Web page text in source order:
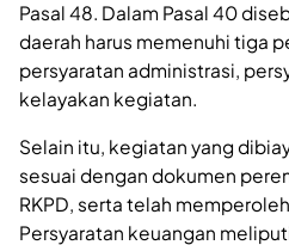
Pasal 48. Dalam Pasal 40
daerah harus memenuhi tiga
persyaratan administrasi,
kelayakan kegiatan.
Selain itu, kegiatan yang
sesuai dengan dokumen
RKPD, serta telah
Persyaratan keuangan